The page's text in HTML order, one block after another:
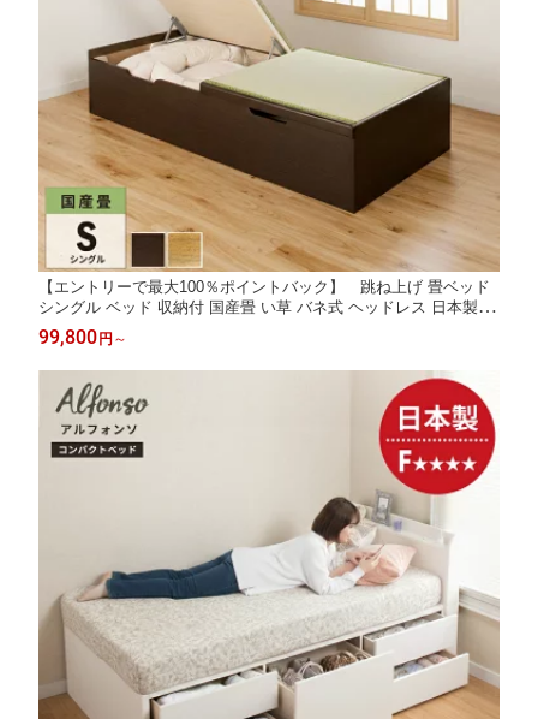
【エントリーで最大100％ポイントバック】 跳ね上げ 畳ベッド
シングル ベッド 収納付 国産畳 い草 バネ式 ヘッドレス 日本製 大
容量 収納ベッド 跳ね上げ式 大容量収納 収納付きベッド 収納 跳
ね上げベッド 跳ね上げ式ベッド ヘッドレスベッド #21 新型 赤富
士
99,800円 ～